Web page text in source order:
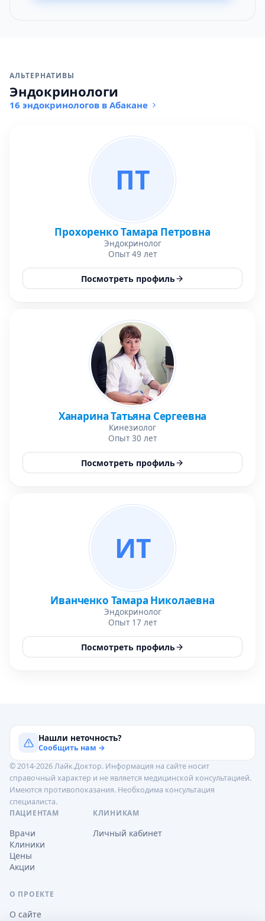
АЛЬТЕРНАТИВЫ
Эндокринологи
16 эндокринологов в Абакане
ПТ
Прохоренко Тамара Петровна
Эндокринолог
Опыт 49 лет
Посмотреть профиль
Ханарина Татьяна Сергеевна
Кинезиолог
Опыт 30 лет
Посмотреть профиль
ИТ
Иванченко Тамара Николаевна
Эндокринолог
Опыт 17 лет
Посмотреть профиль
Нашли неточность?
Сообщить нам →
© 2014-2026 Лайк.Доктор. Информация на сайте носит
справочный характер и не является медицинской консультацией.
Имеются противопоказания. Необходима консультация
специалиста.
ПАЦИЕНТАМ
Врачи
Клиники
Цены
Акции
КЛИНИКАМ
Личный кабинет
О ПРОЕКТЕ
О сайте